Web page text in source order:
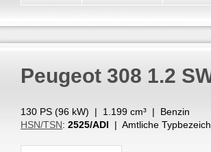
Peugeot 308 1.2
130 PS (96 kW) | 1.199 cm³ | Benzin
HSN/TSN: 2525/ADI | Amtliche